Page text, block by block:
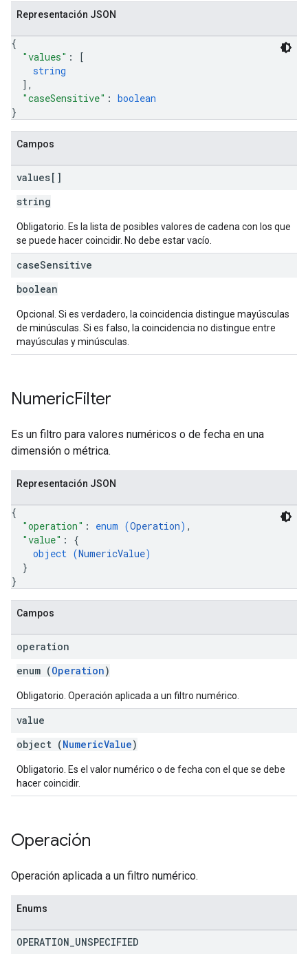
Representación JSON
{
"values" :
[
string
] ,
"caseSensitive" : boolean
}
Campos
values[]
string
Obligatorio. Es la lista de posibles valores de cadena con los que
se puede hacer coincidir. No debe estar vacío.
caseSensitive
boolean
Opcional. Si es verdadero, la coincidencia distingue mayúsculas
de minúsculas. Si es falso, la coincidencia no distingue entre
mayúsculas y minúsculas.
NumericFilter
Es un filtro para valores numéricos o de fecha en una
dimensión o métrica.
Representación JSON
{
"operation" : enum (Operation) ,
"value" : {
object (NumericValue)
}
}
Campos
operation
enum (Operation)
Obligatorio. Operación aplicada a un filtro numérico.
value
object (NumericValue)
Obligatorio. Es el valor numérico o de fecha con el que se debe
hacer coincidir.
Operación
Operación aplicada a un filtro numérico.
Enums
OPERATION UNSPECIFIED